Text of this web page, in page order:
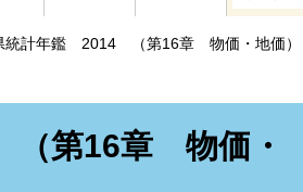
計年鑑 2014 （第16章 物価・地価）
第16章 物価・